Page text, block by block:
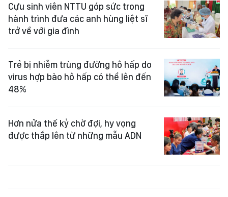
Cựu sinh viên NTTU góp sức trong
hành trình đưa các anh hùng liệt sĩ
trở về với gia đình
Trẻ bị nhiễm trùng đường hô hấp do
virus hợp bào hô hấp có thể lên đến
48%
Hơn nửa thế kỷ chờ đợi, hy vọng
được thắp lên từ những mẫu ADN